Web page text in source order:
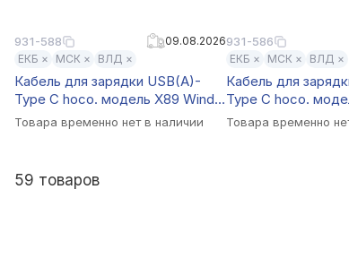
931-588
09.08.2026
ЕКБ ×
МСК × ВЛД ×
Кабель для зарядки USB(A)-
Type C hoco. модель X89 Wind,
2 м, черный
Товара временно нет в наличии
931-586
ЕКБ ×
МСК × ВЛД ×
Кабель для
Type C hoco.
Victory, 1 м, синий
Товара временно
59 товаров